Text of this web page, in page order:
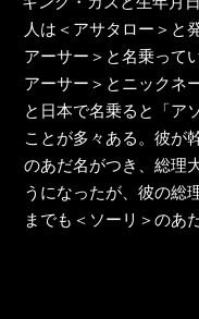
人は＜アサタロー＞と
アーサー＞と名乗って
アーサー＞とニックネ
と日本で名乗ると「ア
ことが多々ある。彼が
のあだ名がつき、総理
うになったが、彼の総
までも＜ソーリ＞のあ